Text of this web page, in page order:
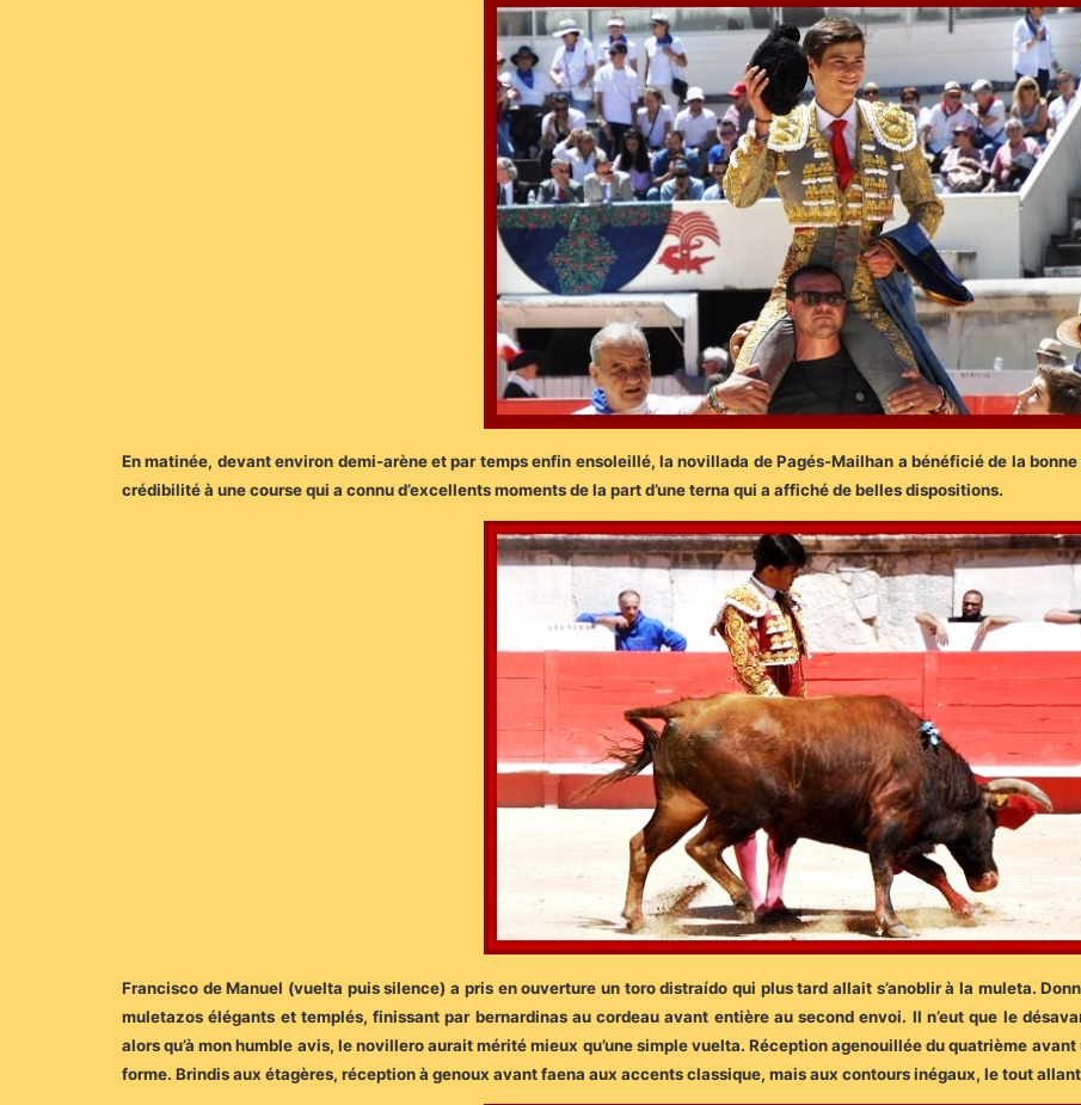
En matinée, devant environ demi-arène et par temps enfin ensoleillé, la novillada de Pagés-Mailhan a bénéficié de la
crédibilité à une course qui a connu d’excellents moments de la part d’une terna qui a affiché de belles dispositions.
Francisco de Manuel (vuelta puis silence) a pris en ouverture un toro distraído qui plus tard allait s’anoblir à la muleta.
muletazos élégants et templés, finissant par bernardinas au cordeau avant entière au second envoi. Il n’eut que le
alors qu’à mon humble avis, le novillero aurait mérité mieux qu’une simple vuelta. Réception agenouillée du quatrième
forme. Brindis aux étagères, réception à genoux avant faena aux accents classique, mais aux contours inégaux, le tout